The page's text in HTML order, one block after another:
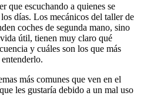
que escuchando a quienes se
días. Los mecánicos del taller de
coches de segunda mano, sino
útil, tienen muy claro qué
y cuáles son los que más
más comunes que ven en el
les gustaría debido a un mal uso